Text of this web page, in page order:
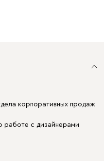
корпоративных продаж
работе с дизайнерами